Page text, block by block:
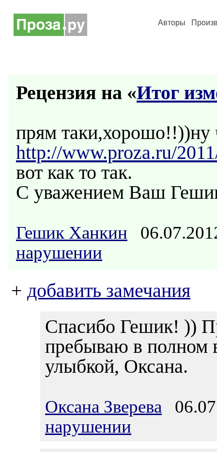
Авторы
Рецензия на «Итог
прям таки,хорошо!!))ну
http://www.proza.ru/
вот как то так.
С уважением Ваш
Гешик Ханкин
нарушении
+ добавить замечания
Спасибо Гешик! ))
пребываю в полном
улыбкой, Оксана.
Оксана Зверева
нарушении